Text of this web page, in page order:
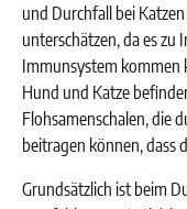
und Durchfall bei
unterschätzen, da es
Immunsystem
Hund und Katze
Flohsamenschalen, die
beitragen können, dass
Grundsätzlich ist beim